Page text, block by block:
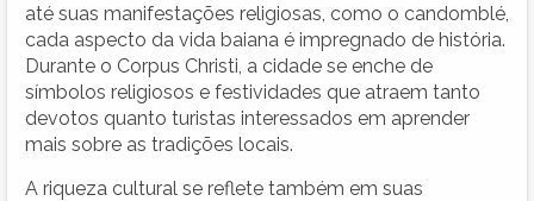
até suas manifestações religiosas, como o candomblé,
cada aspecto da vida baiana é impregnado de história.
Durante o Corpus Christi, a cidade se enche de
símbolos religiosos e festividades que atraem tanto
devotos quanto turistas interessados em aprender
mais sobre as tradições locais.
A riqueza cultural se reflete também em suas